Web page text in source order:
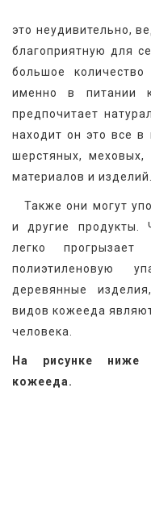
это неудивительно,
благоприятную для
большое
именно в питании
предпочитает
находит он это все
шерстяных,
материалов и изделий.
Также они могут
и другие
легко
полиэтиленовую
деревянные
видов кожееда
человека.
На рисунке ниже
кожееда.